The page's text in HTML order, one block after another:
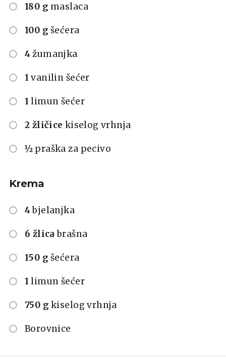
180 g maslaca
100 g šećera
4 žumanjka
1 vanilin šećer
1 limun šećer
2 žličice kiselog vrhnja
½ praška za pecivo
Krema
4 bjelanjka
6 žlica brašna
150 g šećera
1 limun šećer
750 g kiselog vrhnja
Borovnice